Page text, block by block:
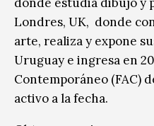
Londres, UK, donde
arte, realiza y expone
Uruguay e ingresa en
Contemporáneo (FAC)
activo a la fecha.